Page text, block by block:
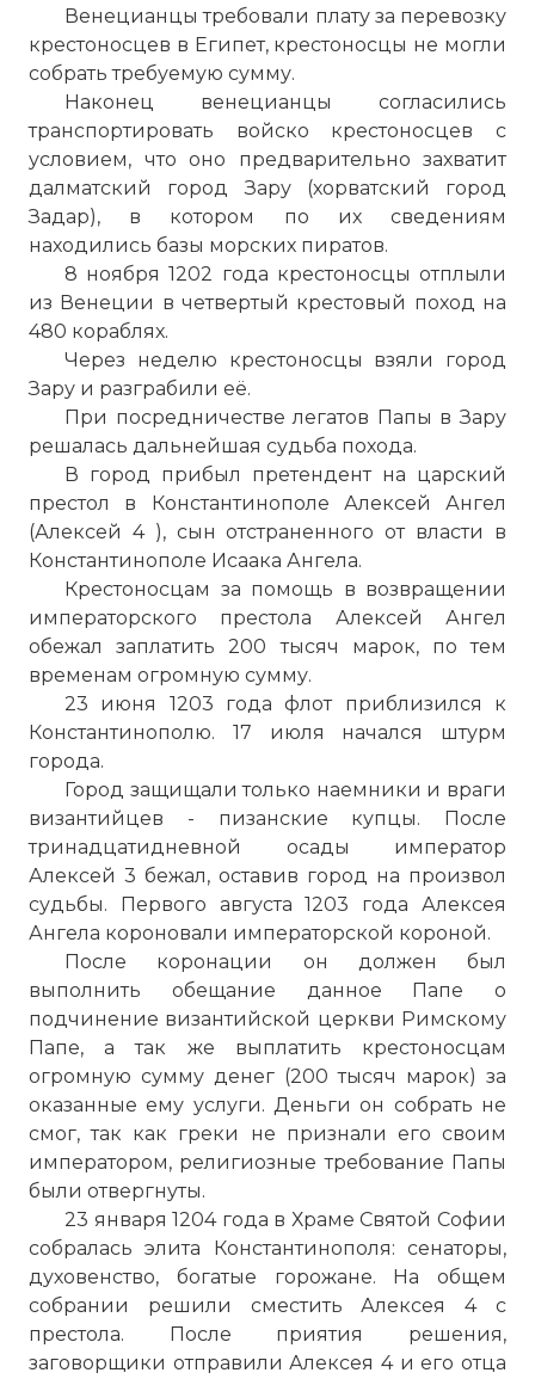
Венецианцы требовали плату за перевозку
крестоносцев в Египет, крестоносцы не могли
собрать требуемую сумму.
Наконец венецианцы согласились
транспортировать войско крестоносцев с
условием, что оно предварительно захватит
далматский город Зару (хорватский город
Задар), в котором по их сведениям
находились базы морских пиратов.
8 ноября 1202 года крестоносцы отплыли
из Венеции в четвертый крестовый поход на
480 кораблях.
Через неделю крестоносцы взяли город
Зару и разграбили её.
При посредничестве легатов Папы в Зару
решалась дальнейшая судьба похода.
В город прибыл претендент на царский
престол в Константинополе Алексей Ангел
(Алексей 4 ), сын отстраненного от власти в
Константинополе Исаака Ангела.
Крестоносцам за помощь в возвращении
императорского престола Алексей Ангел
обежал заплатить 200 тысяч марок, по тем
временам огромную сумму.
23 июня 1203 года флот приблизился к
Константинополю. 17 июля начался штурм
города.
Город защищали только наемники и враги
византийцев - пизанские купцы. После
тринадцатидневной осады император
Алексей 3 бежал, оставив город на произвол
судьбы. Первого августа 1203 года Алексея
Ангела короновали императорской короной.
После коронации он должен был
выполнить обещание данное Папе о
подчинение византийской церкви Римскому
Папе, а так же выплатить крестоносцам
огромную сумму денег (200 тысяч марок) за
оказанные ему услуги. Деньги он собрать не
смог, так как греки не признали его своим
императором, религиозные требование Папы
были отвергнуты.
23 января 1204 года в Храме Святой Софии
собралась элита Константинополя: сенаторы,
духовенство, богатые горожане. На общем
собрании решили сместить Алексея 4 с
престола. После приятия решения,
заговорщики отправили Алексея 4 и его отца